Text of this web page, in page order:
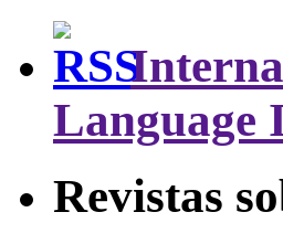
Language
Revistas